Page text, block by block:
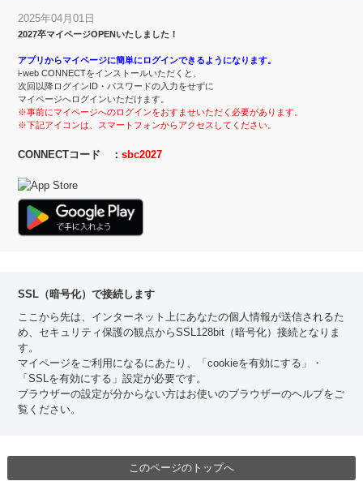
2025年04月01日
2027卒マイページOPENいたしました！
アプリからマイページに簡単にログインできるようになります。
i-web CONNECTをインストールいただくと、
次回以降ログインID・パスワードの入力をせずに
マイページへログインいただけます。
※事前にマイページへのログインをおすませいただく必要があります。
※下記アイコンは、スマートフォンからアクセスしてください。
CONNECTコード ：sbc2027
SSL（暗号化）で接続します
ここから先は、インターネット上にあなたの個人情報が送信されるた
め、セキュリティ保護の観点からSSL128bit（暗号化）接続となりま
す。
マイページをご利用になるにあたり、「cookieを有効にする」・
「SSLを有効にする」設定が必要です。
ブラウザーの設定が分からない方はお使いのブラウザーのヘルプをご
覧ください。
このページのトップへ